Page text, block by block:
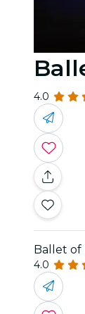
4.0
Ballet of
4.0